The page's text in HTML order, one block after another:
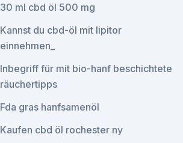
30 ml cbd öl 500 mg
Kannst du cbd-öl mit lipitor
einnehmen_
Inbegriff für mit bio-hanf beschichtete
räuchertipps
Fda gras hanfsamenöl
Kaufen cbd öl rochester ny